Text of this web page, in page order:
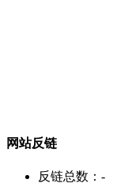
网站反链
反链总数： -